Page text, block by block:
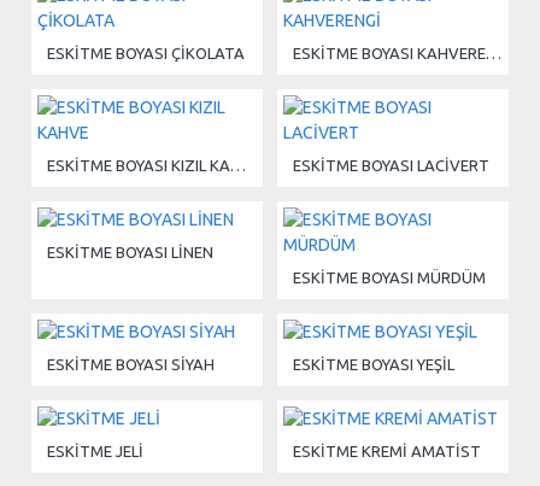
ESKİTME BOYASI ÇİKOLATA ESKİTME BOYASI KAHVERENGİ
ESKİTME BOYASI KIZIL KAHVE ESKİTME BOYASI LACİVERT
ESKİTME BOYASI LİNEN
ESKİTME BOYASI MÜRDÜM
ESKİTME BOYASI SİYAH ESKİTME BOYASI YEŞİL
ESKİTME JELİ ESKİTME KREMİ AMATİST